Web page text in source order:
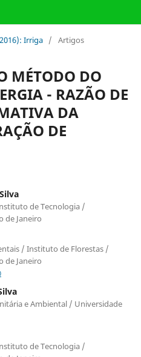
Irriga / Artigos
MÉTODO DO
- RAZÃO DE
DA
DE
de Tecnologia /
de Janeiro
/ Instituto de Florestas /
de Janeiro
e Ambiental / Universidade
de Tecnologia /